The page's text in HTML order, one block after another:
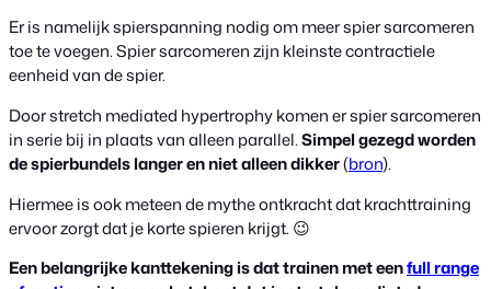
Er is namelijk spierspanning nodig om meer spier sarcomeren
toe te voegen. Spier sarcomeren zijn kleinste contractiele
eenheid van de spier.
Door stretch mediated hypertrophy komen er spier sarcomeren
in serie bij in plaats van alleen parallel.Simpel gezegd worden
de spierbundels langer en niet alleen dikker(bron).
Hiermee is ook meteen de mythe ontkracht dat krachttraining
ervoor zorgt dat je korte spieren krijgt. 😉
Een belangrijke kanttekening is dat trainen met eenfull range